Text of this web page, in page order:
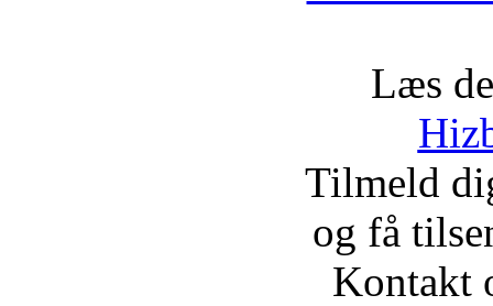
Læs
Tilmeld
og få
Kontakt